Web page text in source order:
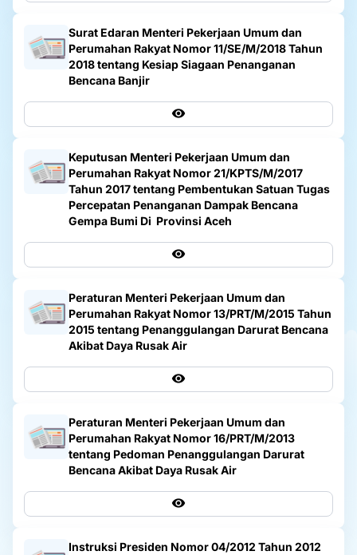
Surat Edaran Menteri Pekerjaan Umum dan
Perumahan Rakyat Nomor 11/SE/M/2018 Tahun
2018 tentang Kesiap Siagaan Penanganan
Bencana Banjir
Keputusan Menteri Pekerjaan Umum dan
Perumahan Rakyat Nomor 21/KPTS/M/2017
Tahun 2017 tentang Pembentukan Satuan Tugas
Percepatan Penanganan Dampak Bencana
Gempa Bumi Di Provinsi Aceh
Peraturan Menteri Pekerjaan Umum dan
Perumahan Rakyat Nomor 13/PRT/M/2015 Tahun
2015 tentang Penanggulangan Darurat Bencana
Akibat Daya Rusak Air
Peraturan Menteri Pekerjaan Umum dan
Perumahan Rakyat Nomor 16/PRT/M/2013
tentang Pedoman Penanggulangan Darurat
Bencana Akibat Daya Rusak Air
Instruksi Presiden Nomor 04/2012 Tahun 2012